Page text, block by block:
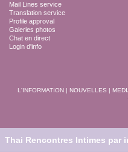
Mail Lines service
Translation service
Profile approval
Galeries photos
Chat en direct
Login d'info
L'INFORMATION | NOUVELLES |
Thai Rencontres Intimes par